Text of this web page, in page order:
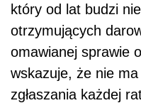
który od lat budzi
otrzymujących
omawianej sprawie
wskazuje, że nie
zgłaszania każdej